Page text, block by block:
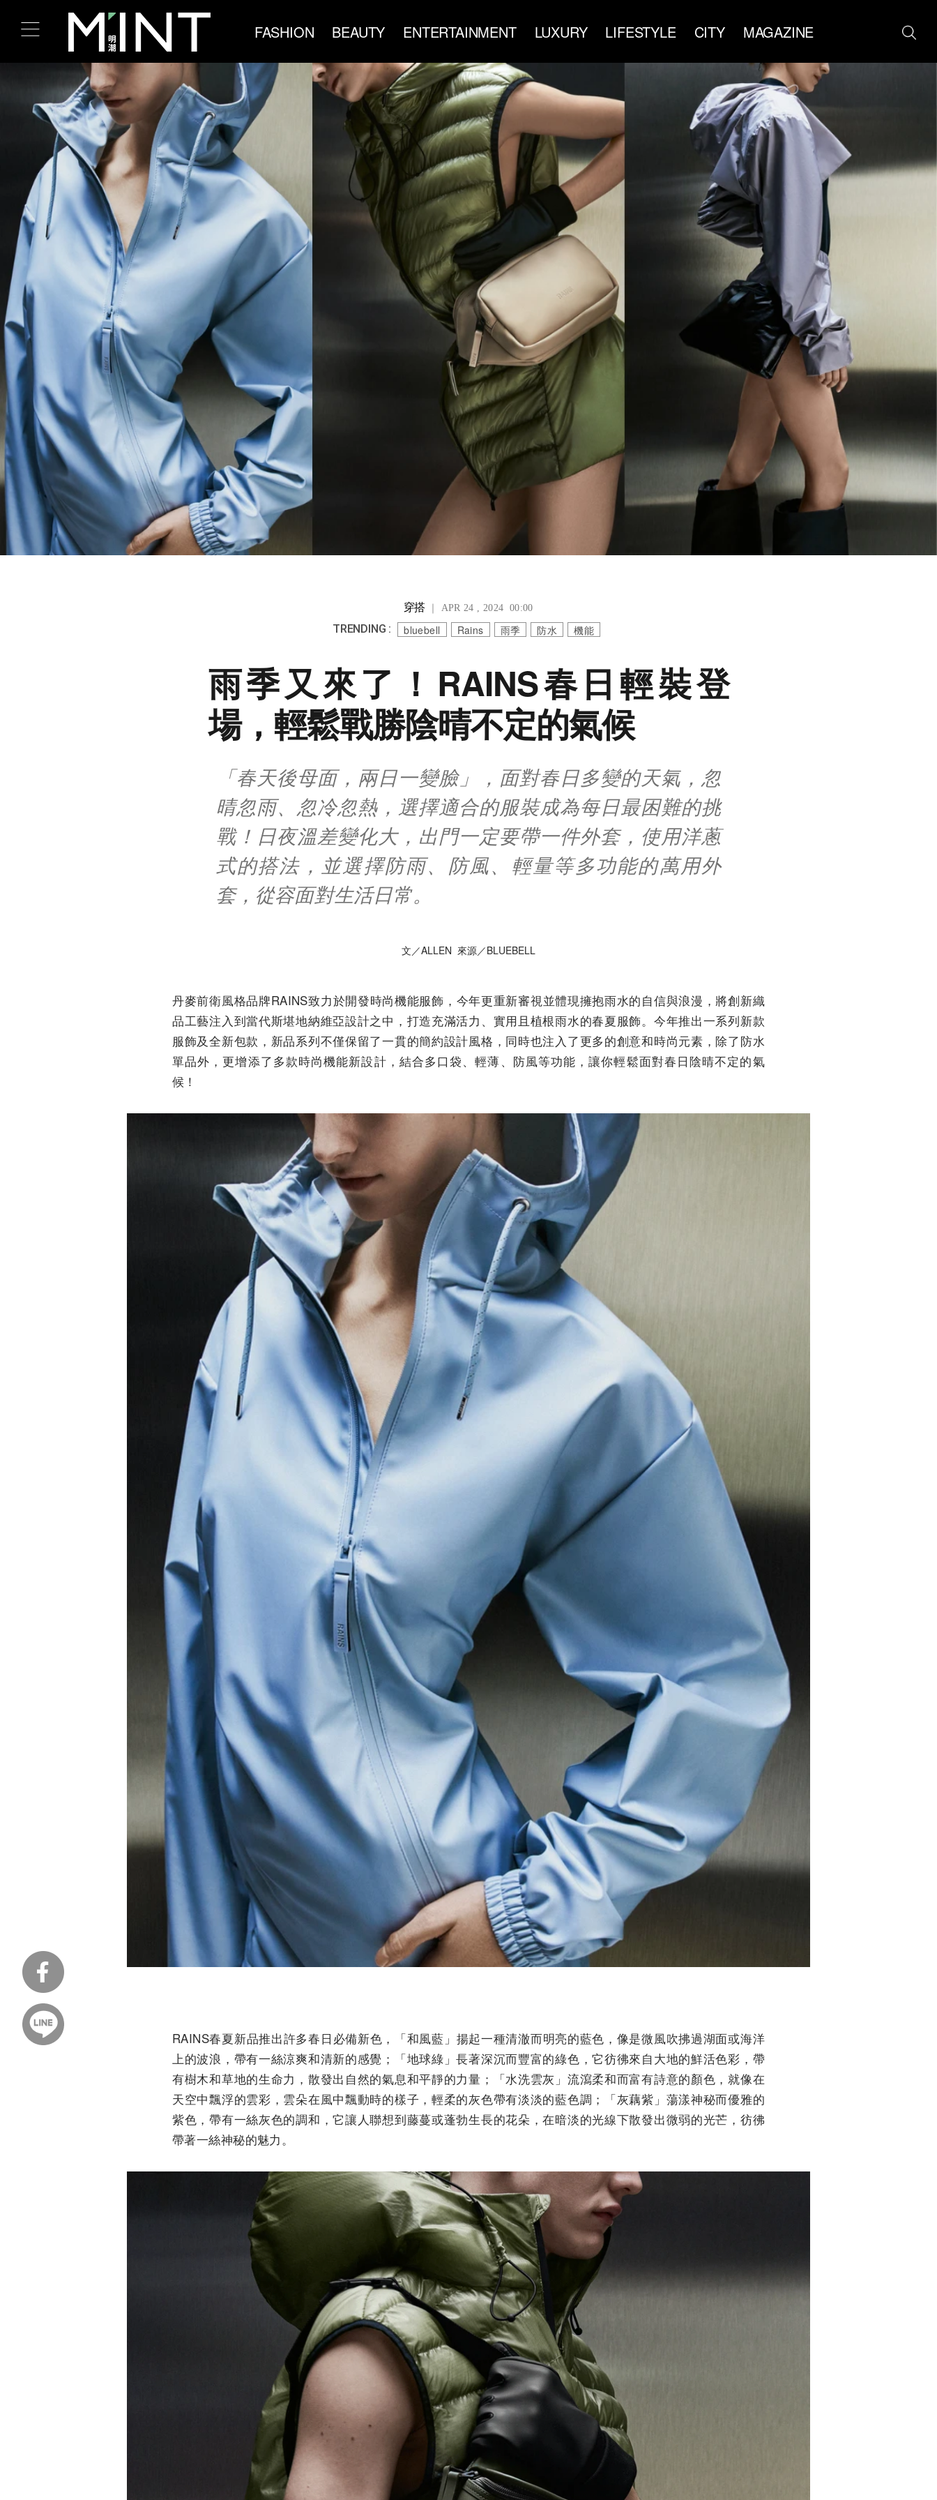
FASHION BEAUTY ENTERTAINMENT LUXURY LIFESTYLE CITY MAGAZINE
穿搭 ｜ APR 24 , 2024 00:00
TRENDING : bluebell Rains 雨季 防水 機能
雨季又來了！RAINS春日輕裝登
場，輕鬆戰勝陰晴不定的氣候
「春天後母面，兩日一變臉」，面對春日多變的天氣，忽
晴忽雨、忽冷忽熱，選擇適合的服裝成為每日最困難的挑
戰！日夜溫差變化大，出門一定要帶一件外套，使用洋蔥
式的搭法，並選擇防雨、防風、輕量等多功能的萬用外
套，從容面對生活日常。
文／ALLEN 來源／BLUEBELL
丹麥前衛風格品牌RAINS致力於開發時尚機能服飾，今年更重新審視並體現擁抱雨水的自信與浪漫，將創新織
品工藝注入到當代斯堪地納維亞設計之中，打造充滿活力、實用且植根雨水的春夏服飾。今年推出一系列新款
服飾及全新包款，新品系列不僅保留了一貫的簡約設計風格，同時也注入了更多的創意和時尚元素，除了防水
單品外，更增添了多款時尚機能新設計，結合多口袋、輕薄、防風等功能，讓你輕鬆面對春日陰晴不定的氣
候！
RAINS春夏新品推出許多春日必備新色， 「和風藍」 揚起一種清澈而明亮的藍色，像是微風吹拂過湖面或海洋
上的波浪，帶有一絲涼爽和清新的感覺；
「地球綠」長著深沉而豐富的綠色，它彷彿來自大地的鮮活色彩，帶
有樹木和草地的生命力，散發出自然的氣息和平靜的力量；
「水洗雲灰」 流瀉柔和而富有詩意的顏色，就像在
天空中飄浮的雲彩，雲朵在風中飄動時的樣子，輕柔的灰色帶有淡淡的藍色調；
「灰藕紫」 蕩漾神秘而優雅的
紫色，帶有一絲灰色的調和，它讓人聯想到藤蔓或蓬勃生長的花朵，在暗淡的光線下散發出微弱的光芒，彷彿
帶著一絲神秘的魅力。